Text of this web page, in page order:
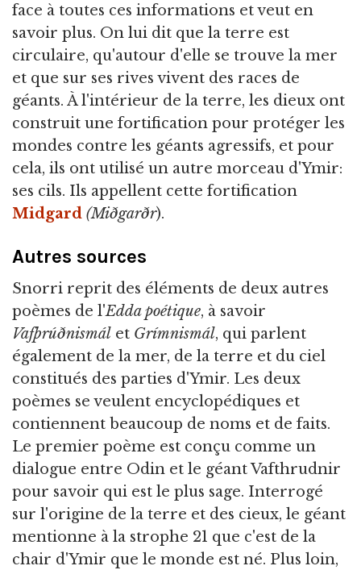
face à toutes ces informations et veut en
savoir plus. On lui dit que la terre est
circulaire, qu'autour d'elle se trouve la mer
et que sur ses rives vivent des races de
géants. À l'intérieur de la terre, les dieux ont
construit une fortification pour protéger les
mondes contre les géants agressifs, et pour
cela, ils ont utilisé un autre morceau d'Ymir:
ses cils. Ils appellent cette fortification
Midgard (Miðgarðr).
Autres sources
Snorri reprit des éléments de deux autres
poèmes de l'Edda poétique, à savoir
Vafþrúðnismál et Grímnismál, qui parlent
également de la mer, de la terre et du ciel
constitués des parties d'Ymir. Les deux
poèmes se veulent encyclopédiques et
contiennent beaucoup de noms et de faits.
Le premier poème est conçu comme un
dialogue entre Odin et le géant Vafthrudnir
pour savoir qui est le plus sage. Interrogé
sur l'origine de la terre et des cieux, le géant
mentionne à la strophe 21 que c'est de la
chair d'Ymir que le monde est né. Plus loin,